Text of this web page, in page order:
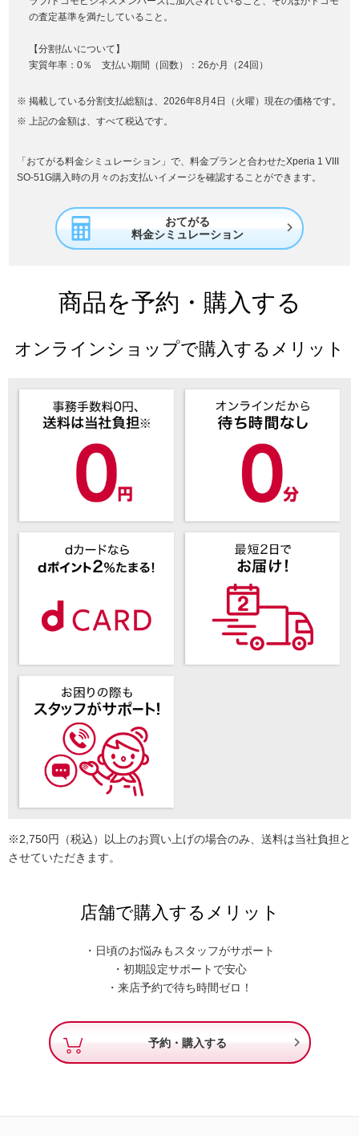
の査定基準を満たしていること。
【分割払いについて】
実質年率：0％ 支払い期間（回数）：26か月（24回）
掲載している分割支払総額は、2026年8月4日（火曜）現在の価格です。
上記の金額は、すべて税込です。
「おてがる料金シミュレーション」で、料金プランと合わせたXperia 1 VIII
SO-51G購入時の月々のお支払いイメージを確認することができます。
おてがる
料金シミュレーション

商品を予約・購入する
オンラインショップで購入するメリット
※2,750円（税込）以上のお買い上げの場合のみ、送料は当社負担と
させていただきます。
店舗で購入するメリット
・日頃のお悩みもスタッフがサポート
・初期設定サポートで安心
・来店予約で待ち時間ゼロ！
予約・購入する 